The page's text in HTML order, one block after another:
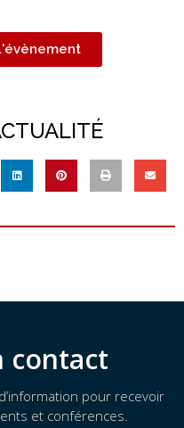
contact
pour recevoir
et conférences.